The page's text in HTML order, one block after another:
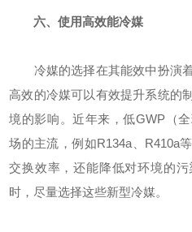
六、使用高效能冷媒
冷媒的选择在其能效中扮演着
高效的冷媒可以有效提升系统的
境的影响。近年来，低GWP（
场的主流，例如R134a、R410a
交换效率，还能降低对环境的
时，尽量选择这些新型冷媒。